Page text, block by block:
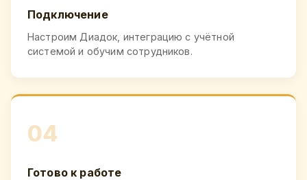
Подключение
Настроим Диадок, интеграцию с учётной
системой и обучим сотрудников.
04
Готово к работе